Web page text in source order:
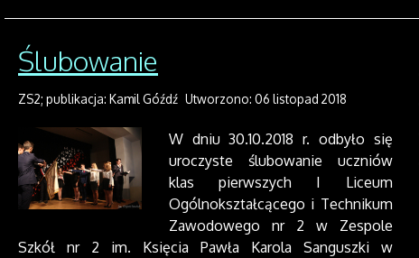
Ślubowanie
ZS2; publikacja: Kamil Góźdź Utworzono: 06 listopad 2018
W dniu 30.10.2018 r. odbyło się
uroczyste ślubowanie uczniów
klas pierwszych I Liceum
Ogólnokształcącego i Technikum
Zawodowego nr 2 w Zespole
Szkół nr 2 im. Księcia Pawła Karola Sanguszki w